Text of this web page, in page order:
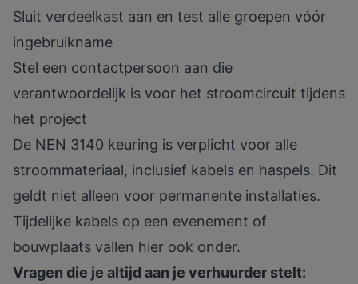
Sluit verdeelkast aan en test alle groepen vóór
ingebruikname
Stel een contactpersoon aan die
verantwoordelijk is voor het stroomcircuit tijdens
het project
De NEN 3140 keuring is verplicht voor alle
stroommateriaal, inclusief kabels en haspels. Dit
geldt niet alleen voor permanente installaties.
Tijdelijke kabels op een evenement of
bouwplaats vallen hier ook onder.
Vragen die je altijd aan je verhuurder stelt: